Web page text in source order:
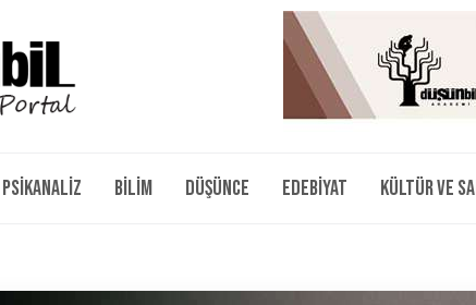
Psikanaliz Bilim Düşünce Edebiyat Kültür ve